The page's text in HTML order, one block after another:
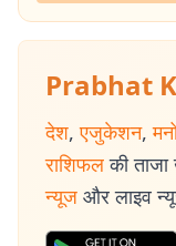
Prabhat
देश, एजुकेशन,
राशिफल की
न्यूज और लाइव